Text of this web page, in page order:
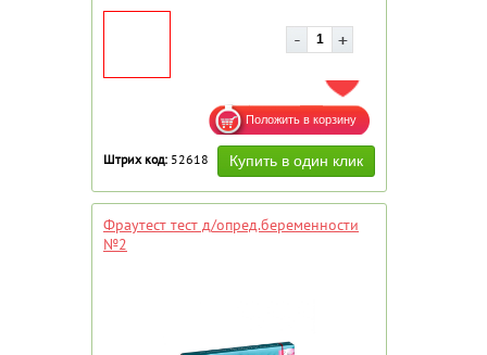
ДОБАВИТЬ В ИЗБРАННОЕ
Штрих код: 52618
Фраутест тест д/опред.беременности
№2